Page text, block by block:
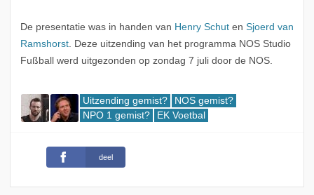
De presentatie was in handen van Henry Schuten Sjoerd van
Ramshorst. Deze uitzending van het programma NOS Studio
Fußball werd uitgezonden op zondag 7 juli door de NOS.
Uitzending gemist?
NOS gemist?
NPO 1 gemist?
EK Voetbal
deel